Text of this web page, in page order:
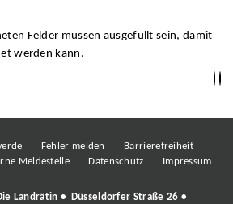
Felder müssen ausgefüllt sein, damit
werden kann.
Fehler melden
Barrierefreiheit
Meldestelle Datenschutz Impressum
Landrätin • Düsseldorfer Straße 26 •